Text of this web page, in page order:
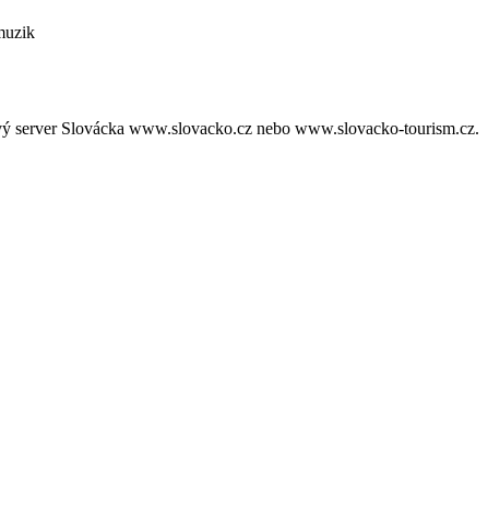
server Slovácka www.slovacko.cz nebo www.slovacko-tourism.cz.